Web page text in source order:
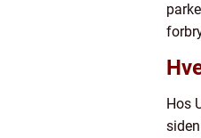
Hos